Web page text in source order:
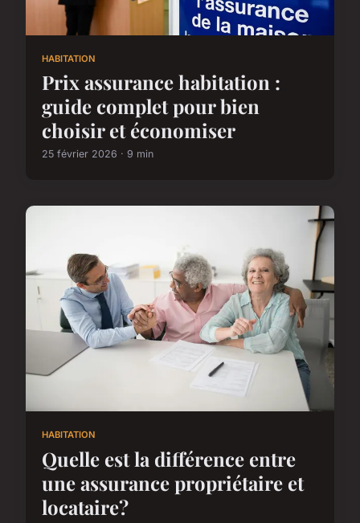
HABITATION
Prix assurance habitation :
guide complet pour bien
choisir et économiser
25 février 2026 · 9 min
HABITATION
Quelle est la différence entre
une assurance propriétaire et
locataire?